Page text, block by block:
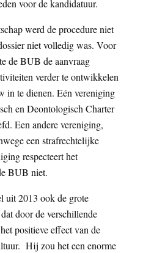
voor de kandidatuur.
werd de procedure niet
niet volledig was. Voor
de BUB de aanvraag
verder te ontwikkelen
in te dienen. Eén vereniging
en Deontologisch Charter
Een andere vereniging,
een strafrechtelijke
respecteert het
BUB niet.
uit 2013 ook de grote
door de verschillende
positieve effect van de
Hij zou het een enorme